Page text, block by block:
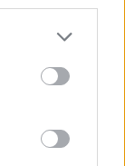
more Google
may click to
tags to
below Google